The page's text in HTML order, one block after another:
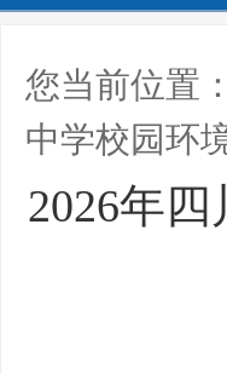
您当前位置：
中学校园环
2026年